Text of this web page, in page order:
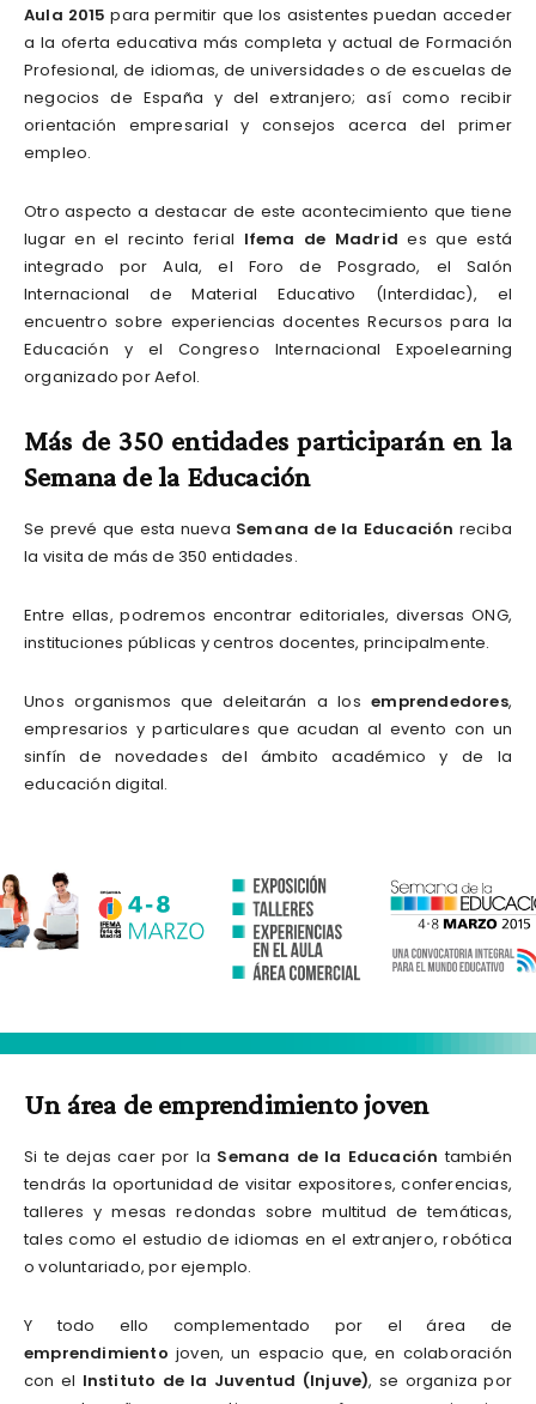
Aula 2015 para permitir que los asistentes puedan acceder
a la oferta educativa más completa y actual de Formación
Profesional, de idiomas, de universidades o de escuelas de
negocios de España y del extranjero; así como recibir
orientación empresarial y consejos acerca del primer
empleo.
Otro aspecto a destacar de este acontecimiento que tiene
lugar en el recinto ferial Ifema de Madrid es que está
integrado por Aula, el Foro de Posgrado, el Salón
Internacional de Material Educativo (Interdidac), el
encuentro sobre experiencias docentes Recursos para la
Educación y el Congreso Internacional Expoelearning
organizado por Aefol.
Más de 350 entidades participarán en la
Semana de la Educación
Se prevé que esta nueva Semana de la Educación reciba
la visita de más de 350 entidades.
Entre ellas, podremos encontrar editoriales, diversas ONG,
instituciones públicas y centros docentes, principalmente.
Unos organismos que deleitarán a losemprendedores,
empresarios y particulares que acudan al evento con un
sinfín de novedades del ámbito académico y de la
educación digital.
Un área de emprendimiento joven
Si te dejas caer por la Semana de la Educación también
tendrás la oportunidad de visitar expositores, conferencias,
talleres y mesas redondas sobre multitud de temáticas,
tales como el estudio de idiomas en el extranjero, robótica
o voluntariado, por ejemplo.
Y todo ello complementado por el área de
emprendimiento joven, un espacio que, en colaboración
con el Instituto de la Juventud (Injuve), se organiza por